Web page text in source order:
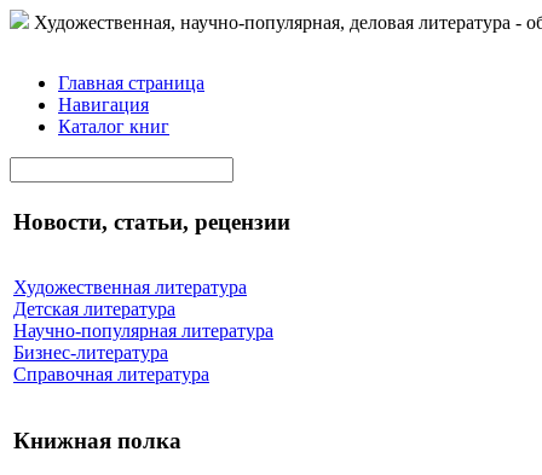
Художественная, научно-популярная, деловая литература -
Главная страница
Навигация
Каталог книг
Новости, статьи, рецензии
Художественная литература
Детская литература
Научно-популярная литература
Бизнес-литература
Справочная литература
Книжная полка